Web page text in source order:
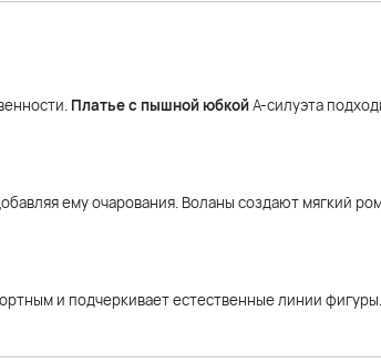
Платье с пышной юбкойА-силуэта
ему очарования. Воланы создают мягкий
и подчеркивает естественные линии